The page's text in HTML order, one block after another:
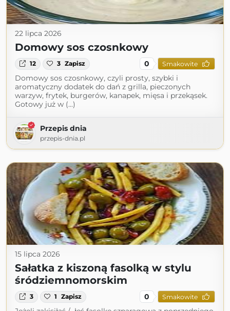
22 lipca 2026
Domowy sos czosnkowy
12 3 Zapisz 0 Smakowite
Domowy sos czosnkowy, czyli prosty, szybki i
aromatyczny dodatek do dań z grilla, pieczonych
warzyw, frytek, burgerów, kanapek, mięsa i przekąsek.
Gotowy już w (...)
Przepis dnia
przepis-dnia.pl
15 lipca 2026
Sałatka z kiszoną fasolką w stylu
śródziemnomorskim
3 1 Zapisz 0 Smakowite